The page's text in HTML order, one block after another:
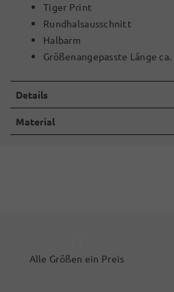
Tiger Print
Rundhalsausschnitt
Halbarm
Größenangepasste Länge
Details
Material
Alle Größen ein Preis